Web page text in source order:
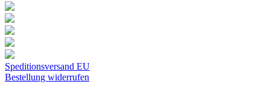
Speditionsversand EU
Bestellung widerrufen